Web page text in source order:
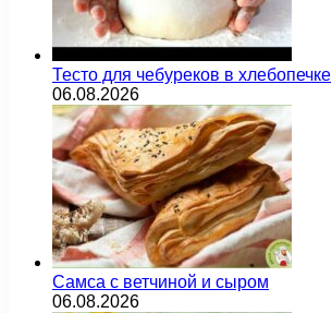
Тесто для чебуреков в хлебопечке
06.08.2026
Самса с ветчиной и сыром
06.08.2026